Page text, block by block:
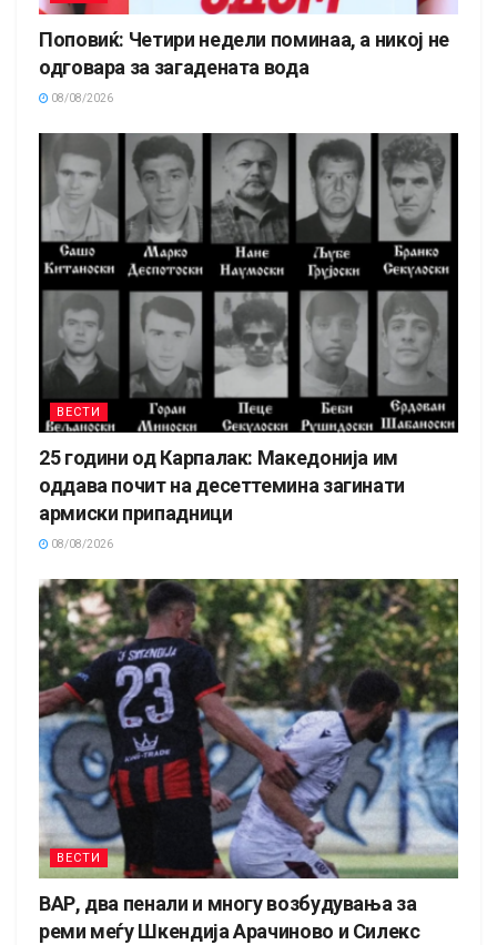
Поповиќ: Четири недели поминаа, а никој не
одговара за загадената вода
08/08/2026
ВЕСТИ
25 години од Карпалак: Македонија им
оддава почит на десеттемина загинати
армиски припадници
08/08/2026
ВЕСТИ
ВАР, два пенали и многу возбудувања за
реми меѓу Шкендија Арачиново и Силекс